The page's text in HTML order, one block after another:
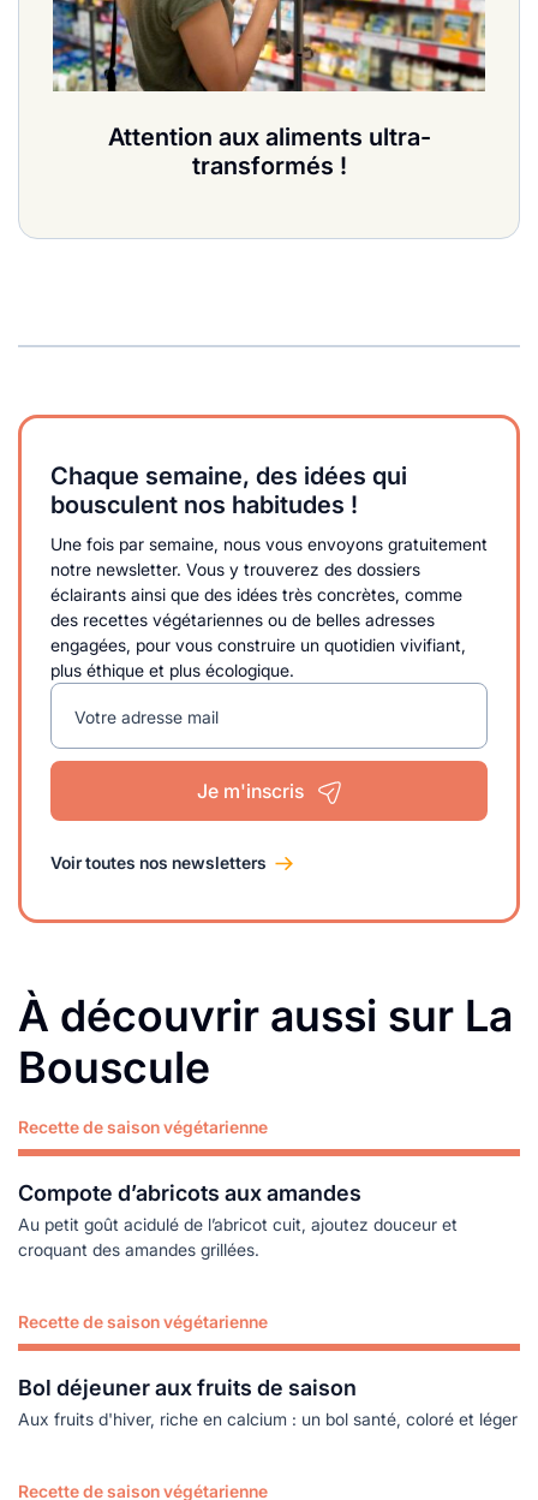
Attention aux aliments ultra-
transformés !
Chaque semaine, des idées qui
bousculent nos habitudes !
Une fois par semaine, nous vous envoyons gratuitement
notre newsletter. Vous y trouverez des dossiers
éclairants ainsi que des idées très concrètes, comme
des recettes végétariennes ou de belles adresses
engagées, pour vous construire un quotidien vivifiant,
plus éthique et plus écologique.
Votre adresse mail
Je m'inscris
Voir toutes nos newsletters
À découvrir aussi sur La
Bouscule
Recette de saison végétarienne
Compote d’abricots aux amandes
Au petit goût acidulé de l’abricot cuit, ajoutez douceur et
croquant des amandes grillées.
Lire plus
Recette de saison végétarienne
Bol déjeuner aux fruits de saison
Aux fruits d'hiver, riche en calcium : un bol santé, coloré et léger
Lire plus
Recette de saison végétarienne
Lire plus